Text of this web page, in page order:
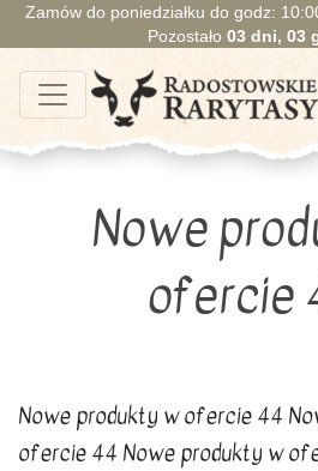
Zamów do poniedziałku do godz:
Pozostało 03dni, 03
Nowe
ofercie
Nowe produkty w ofercie 44
ofercie 44 Nowe produkty w